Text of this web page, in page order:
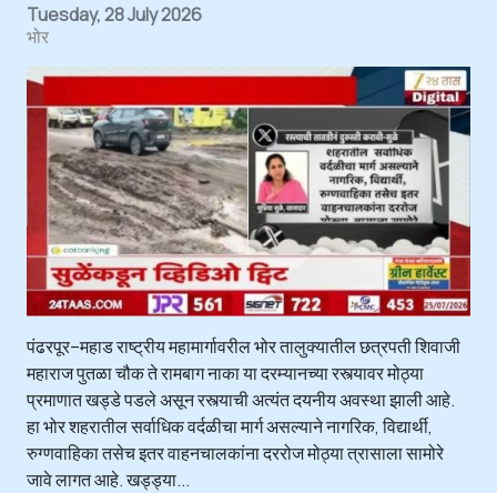
Tuesday, 28 July 2026
भोर
पंढरपूर–महाड राष्ट्रीय महामार्गावरील भोर तालुक्यातील छत्रपती शिवाजी
महाराज पुतळा चौक ते रामबाग नाका या दरम्यानच्या रस्त्यावर मोठ्या
प्रमाणात खड्डे पडले असून रस्त्याची अत्यंत दयनीय अवस्था झाली आहे.
हा भोर शहरातील सर्वाधिक वर्दळीचा मार्ग असल्याने नागरिक, विद्यार्थी,
रुग्णवाहिका तसेच इतर वाहनचालकांना दररोज मोठ्या त्रासाला सामोरे
जावे लागत आहे. खड्ड्या...